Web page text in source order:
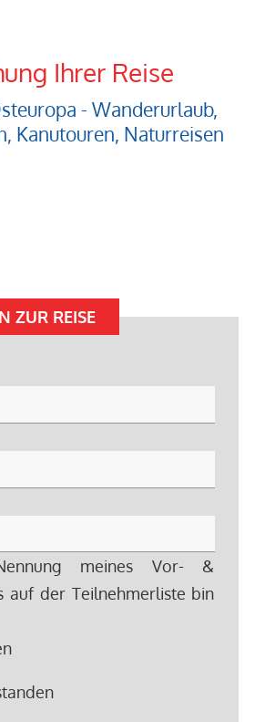
Ihrer Reise
- Wanderurlaub,
Kanutouren, Naturreisen
ZUR REISE
meines Vor- &
auf der Teilnehmerliste bin